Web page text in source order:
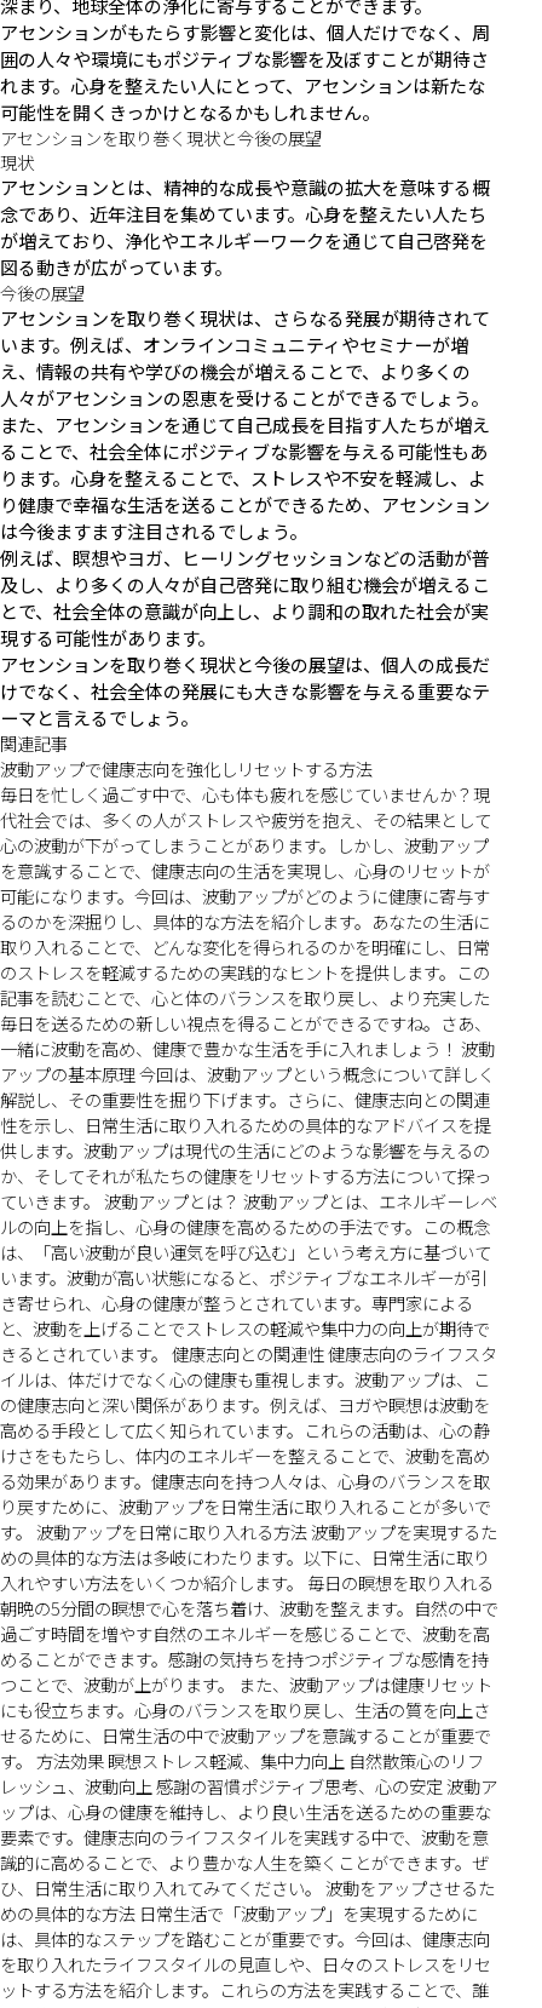
深まり、地球全体の浄化に寄与することができます。
アセンションがもたらす影響と変化は、個人だけでなく、周
囲の人々や環境にもポジティブな影響を及ぼすことが期待さ
れます。心身を整えたい人にとって、アセンションは新たな
可能性を開くきっかけとなるかもしれません。
アセンションを取り巻く現状と今後の展望
現状
アセンションとは、精神的な成長や意識の拡大を意味する概
念であり、近年注目を集めています。心身を整えたい人たち
が増えており、浄化やエネルギーワークを通じて自己啓発を
図る動きが広がっています。
今後の展望
アセンションを取り巻く現状は、さらなる発展が期待されて
います。例えば、オンラインコミュニティやセミナーが増
え、情報の共有や学びの機会が増えることで、より多くの
人々がアセンションの恩恵を受けることができるでしょう。
また、アセンションを通じて自己成長を目指す人たちが増え
ることで、社会全体にポジティブな影響を与える可能性もあ
ります。心身を整えることで、ストレスや不安を軽減し、よ
り健康で幸福な生活を送ることができるため、アセンション
は今後ますます注目されるでしょう。
例えば、瞑想やヨガ、ヒーリングセッションなどの活動が普
及し、より多くの人々が自己啓発に取り組む機会が増えるこ
とで、社会全体の意識が向上し、より調和の取れた社会が実
現する可能性があります。
アセンションを取り巻く現状と今後の展望は、個人の成長だ
けでなく、社会全体の発展にも大きな影響を与える重要なテ
ーマと言えるでしょう。
関連記事
波動アップで健康志向を強化しリセットする方法
毎日を忙しく過ごす中で、心も体も疲れを感じていませんか？現
代社会では、多くの人がストレスや疲労を抱え、その結果として
心の波動が下がってしまうことがあります。しかし、波動アップ
を意識することで、健康志向の生活を実現し、心身のリセットが
可能になります。今回は、波動アップがどのように健康に寄与す
るのかを深掘りし、具体的な方法を紹介します。あなたの生活に
取り入れることで、どんな変化を得られるのかを明確にし、日常
のストレスを軽減するための実践的なヒントを提供します。この
記事を読むことで、心と体のバランスを取り戻し、より充実した
毎日を送るための新しい視点を得ることができるですね。さあ、
一緒に波動を高め、健康で豊かな生活を手に入れましょう！ 波動
アップの基本原理 今回は、波動アップという概念について詳しく
解説し、その重要性を掘り下げます。さらに、健康志向との関連
性を示し、日常生活に取り入れるための具体的なアドバイスを提
供します。波動アップは現代の生活にどのような影響を与えるの
か、そしてそれが私たちの健康をリセットする方法について探っ
ていきます。 波動アップとは？ 波動アップとは、エネルギーレベ
ルの向上を指し、心身の健康を高めるための手法です。この概念
は、「高い波動が良い運気を呼び込む」という考え方に基づいて
います。波動が高い状態になると、ポジティブなエネルギーが引
き寄せられ、心身の健康が整うとされています。専門家による
と、波動を上げることでストレスの軽減や集中力の向上が期待で
きるとされています。 健康志向との関連性 健康志向のライフスタ
イルは、体だけでなく心の健康も重視します。波動アップは、こ
の健康志向と深い関係があります。例えば、ヨガや瞑想は波動を
高める手段として広く知られています。これらの活動は、心の静
けさをもたらし、体内のエネルギーを整えることで、波動を高め
る効果があります。健康志向を持つ人々は、心身のバランスを取
り戻すために、波動アップを日常生活に取り入れることが多いで
す。 波動アップを日常に取り入れる方法 波動アップを実現するた
めの具体的な方法は多岐にわたります。以下に、日常生活に取り
入れやすい方法をいくつか紹介します。 毎日の瞑想を取り入れる
朝晩の5分間の瞑想で心を落ち着け、波動を整えます。自然の中で
過ごす時間を増やす自然のエネルギーを感じることで、波動を高
めることができます。感謝の気持ちを持つポジティブな感情を持
つことで、波動が上がります。 また、波動アップは健康リセット
にも役立ちます。心身のバランスを取り戻し、生活の質を向上さ
せるために、日常生活の中で波動アップを意識することが重要で
す。 方法効果 瞑想ストレス軽減、集中力向上 自然散策心のリフ
レッシュ、波動向上 感謝の習慣ポジティブ思考、心の安定 波動ア
ップは、心身の健康を維持し、より良い生活を送るための重要な
要素です。健康志向のライフスタイルを実践する中で、波動を意
識的に高めることで、より豊かな人生を築くことができます。ぜ
ひ、日常生活に取り入れてみてください。 波動をアップさせるた
めの具体的な方法 日常生活で「波動アップ」を実現するために
は、具体的なステップを踏むことが重要です。今回は、健康志向
を取り入れたライフスタイルの見直しや、日々のストレスをリセ
ットする方法を紹介します。これらの方法を実践することで、誰